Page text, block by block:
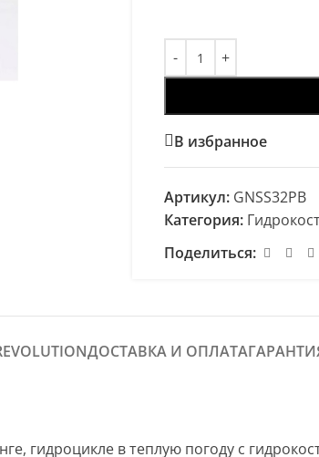
В избранное
Артикул: GNSS32PB
Категория:
Поделиться:
ДОСТАВКА И ОПЛАТА
гидроцикле в теплую погоду с